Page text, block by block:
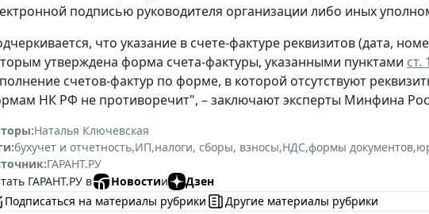
подписью руководителя организации либо иных
что указание в счете-фактуре реквизитов (дата,
утверждена форма счета-фактуры, указанными пунктами ст.
счетов-фактур по форме, в которой отсутствуют
НК РФ не противоречит", – заключают эксперты Минфина
Наталья Ключевская
бухучет и отчетность,ИП,налоги, сборы, взносы,НДС,формы документов,
ГАРАНТ.РУ
ГАРАНТ.РУ в
Новостии
Дзен
Подписаться на материалы рубрики
Другие материалы рубрики